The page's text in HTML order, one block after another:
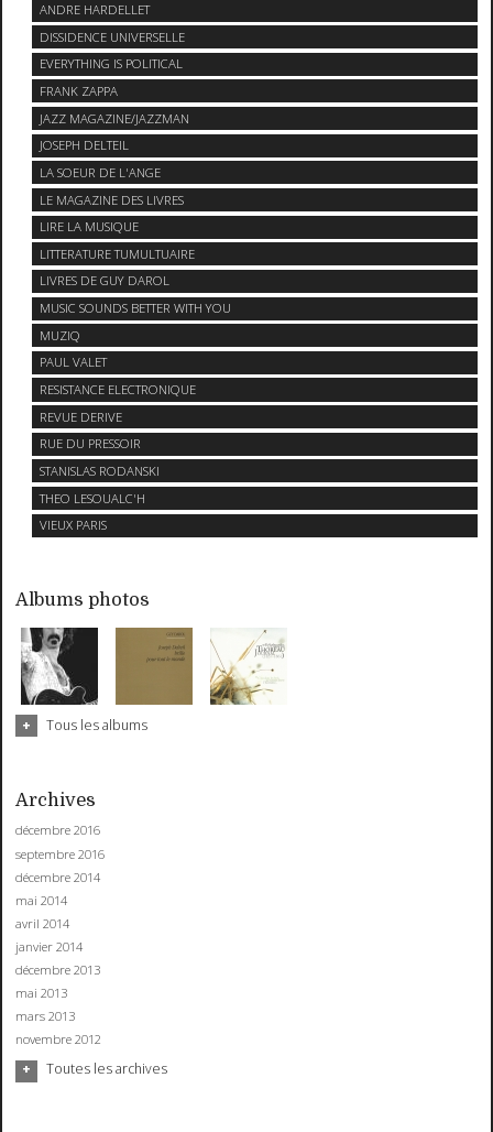
ANDRE HARDELLET
DISSIDENCE UNIVERSELLE
EVERYTHING IS POLITICAL
FRANK ZAPPA
JAZZ MAGAZINE/JAZZMAN
JOSEPH DELTEIL
LA SOEUR DE L'ANGE
LE MAGAZINE DES LIVRES
LIRE LA MUSIQUE
LITTERATURE TUMULTUAIRE
LIVRES DE GUY DAROL
MUSIC SOUNDS BETTER WITH YOU
MUZIQ
PAUL VALET
RESISTANCE ELECTRONIQUE
REVUE DERIVE
RUE DU PRESSOIR
STANISLAS RODANSKI
THEO LESOUALC'H
VIEUX PARIS
Albums photos
Tous les albums
Archives
décembre 2016
septembre 2016
décembre 2014
mai 2014
avril 2014
janvier 2014
décembre 2013
mai 2013
mars 2013
novembre 2012
Toutes les archives